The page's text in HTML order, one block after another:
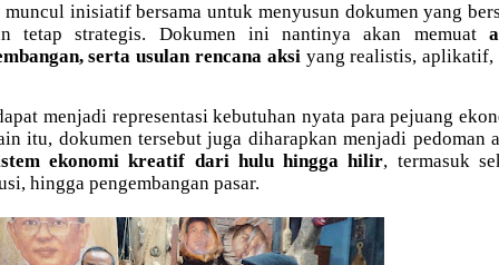
inisiatif bersama untuk menyusun dokumen yang
tetap strategis. Dokumen ini nantinya akan memuat
serta usulan rencana aksiyang realistis, aplikatif,
menjadi representasi kebutuhan nyata para pejuang
itu, dokumen tersebut juga diharapkan menjadi pedoman
ekonomi kreatif dari hulu hingga hilir, termasuk
hingga pengembangan pasar.